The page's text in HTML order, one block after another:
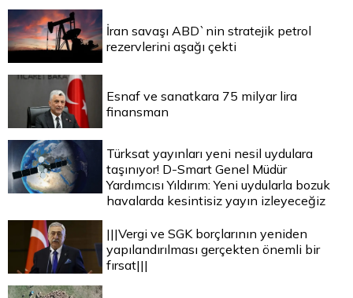
İran savaşı ABD`nin stratejik petrol
rezervlerini aşağı çekti
Esnaf ve sanatkara 75 milyar lira
finansman
Türksat yayınları yeni nesil uydulara
taşınıyor! D-Smart Genel Müdür
Yardımcısı Yıldırım: Yeni uydularla bozuk
havalarda kesintisiz yayın izleyeceğiz
|||Vergi ve SGK borçlarının yeniden
yapılandırılması gerçekten önemli bir
fırsat|||